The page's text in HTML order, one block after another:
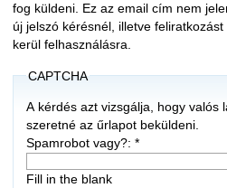
fog küldeni. Ez az email cím nem
új jelszó kérésnél, illetve
kerül felhasználásra.
CAPTCHA
A kérdés azt vizsgálja, hogy valós
szeretné az űrlapot beküldeni.
Spamrobot vagy?:*
Fill in the blank